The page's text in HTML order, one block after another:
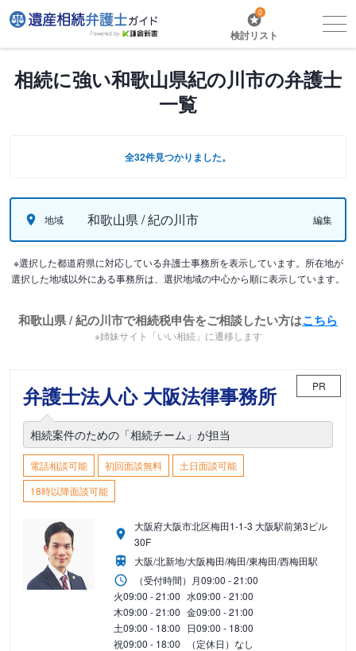
0
検討リスト
相続に強い和歌山県紀の川市の弁護士
一覧
全32件見つかりました。
地域 和歌山県 / 紀の川市 編集
※選択した都道府県に対応している弁護士事務所を表示しています。所在地が
選択した地域以外にある事務所は、選択地域の中心から順に表示しています。
和歌山県 / 紀の川市で相続税申告をご相談したい方はこちら
※姉妹サイト「いい相続」に遷移します
弁護士法人心 大阪法律事務所 PR
相続案件のための「相続チーム」が担当
電話相談可能 初回面談無料
土日面談可能
18時以降面談可能
大阪府大阪市北区梅田1-1-3 大阪駅前第3ビル
30F
大阪/北新地/大阪梅田/梅田/東梅田/西梅田駅
（受付時間） 月09:00 - 21:00
火09:00 - 21:00 水09:00 - 21:00
木09:00 - 21:00 金09:00 - 21:00
土09:00 - 18:00 日09:00 - 18:00
祝09:00 - 18:00 （定休日）なし